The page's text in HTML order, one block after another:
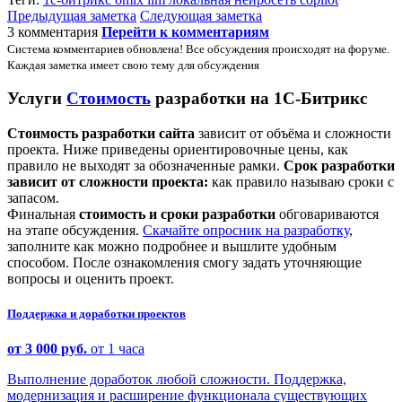
Предыдущая заметка Следующая заметка
3 комментария Перейти к комментариям
Система комментариев обновлена! Все обсуждения происходят на форуме.
Каждая заметка имеет свою тему для обсуждения
Услуги Стоимость разработки на 1С-Битрикс
Стоимость разработки сайта зависит от объёма и сложности
проекта. Ниже приведены ориентировочные цены, как
правило не выходят за обозначенные рамки. Срок разработки
зависит от сложности проекта: как правило называю сроки с
запасом.
Финальная стоимость и сроки разработки обговариваются
на этапе обсуждения. Скачайте опросник на разработку,
заполните как можно подробнее и вышлите удобным
способом. После ознакомления смогу задать уточняющие
вопросы и оценить проект.
Поддержка и доработки проектов
от 3 000 руб. от 1 часа
Выполнение доработок любой сложности. Поддержка,
модернизация и расширение функционала существующих